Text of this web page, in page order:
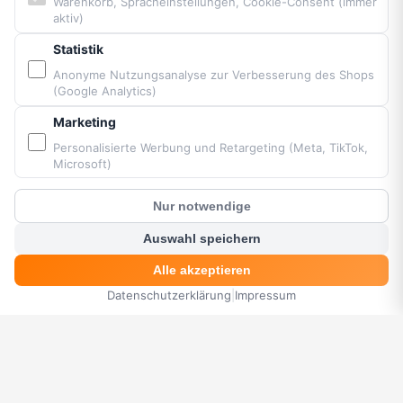
MENÜ SUCHE KORB
PARTNER & MARKEN
Vittorazi Motoren MY25
Airconception
Apco Aviation
Ozone
BGD
Neo
Bereitgestellt von Fresh Air © Paramaniacshop 2026
? Kunden Chat
aktiv)
Statistik
Anonyme Nutzungsanalyse zur Verbesserung des Shops
(Google Analytics)
Marketing
Personalisierte Werbung und Retargeting (Meta, TikTok,
Microsoft)
Nur notwendige
Auswahl speichern
Alle akzeptieren
Datenschutzerklärung Impressum